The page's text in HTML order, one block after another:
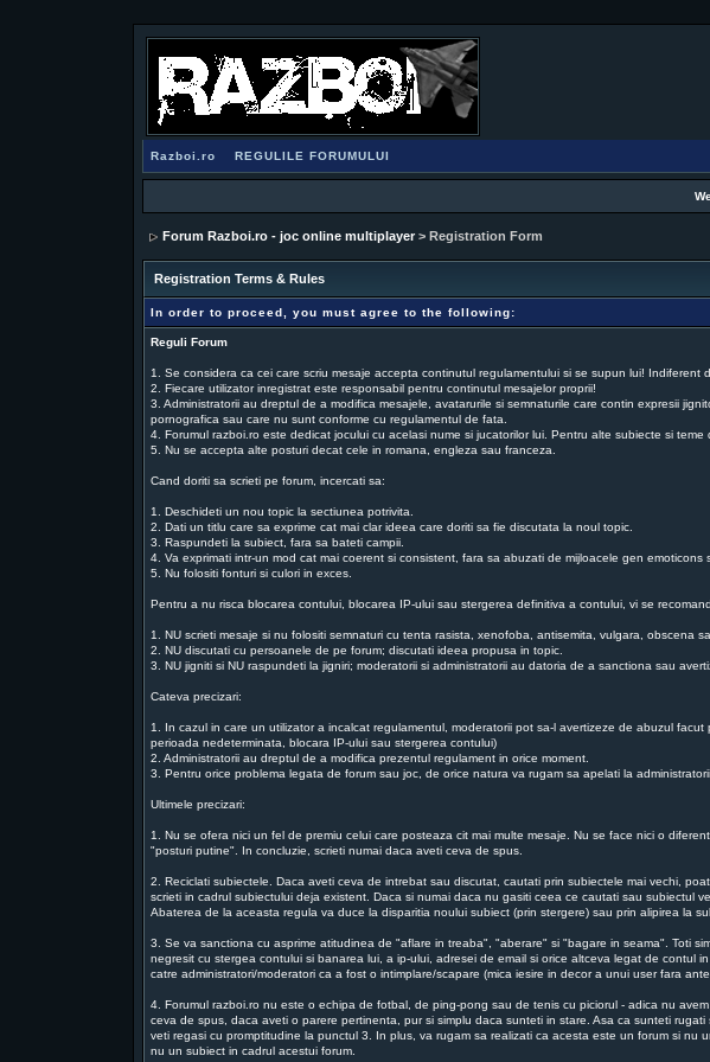
Razboi.ro REGULILE FORUMULUI
Forum Razboi.ro - joc online multiplayer > Registration Form
Registration Terms & Rules
In order to proceed, you must agree to the following:
Reguli Forum
1. Se considera ca cei care scriu mesaje accepta continutul regulamentului si se supun lui! Indiferent
2. Fiecare utilizator inregistrat este responsabil pentru continutul mesajelor proprii!
3. Administratorii au dreptul de a modifica mesajele, avatarurile si semnaturile care contin expresii
pornografica sau care nu sunt conforme cu regulamentul de fata.
4. Forumul razboi.ro este dedicat jocului cu acelasi nume si jucatorilor lui. Pentru alte subiecte si
5. Nu se accepta alte posturi decat cele in romana, engleza sau franceza.
Cand doriti sa scrieti pe forum, incercati sa:
1. Deschideti un nou topic la sectiunea potrivita.
2. Dati un titlu care sa exprime cat mai clar ideea care doriti sa fie discutata la noul topic.
3. Raspundeti la subiect, fara sa bateti campii.
4. Va exprimati intr-un mod cat mai coerent si consistent, fara sa abuzati de mijloacele gen emoticons
5. Nu folositi fonturi si culori in exces.
Pentru a nu risca blocarea contului, blocarea IP-ului sau stergerea definitiva a contului, vi se
1. NU scrieti mesaje si nu folositi semnaturi cu tenta rasista, xenofoba, antisemita, vulgara, obscena
2. NU discutati cu persoanele de pe forum; discutati ideea propusa in topic.
3. NU jigniti si NU raspundeti la jigniri; moderatorii si administratorii au datoria de a sanctiona sau
Cateva precizari:
1. In cazul in care un utilizator a incalcat regulamentul, moderatorii pot sa-l avertizeze de abuzul
perioada nedeterminata, blocara IP-ului sau stergerea contului)
2. Administratorii au dreptul de a modifica prezentul regulament in orice moment.
3. Pentru orice problema legata de forum sau joc, de orice natura va rugam sa apelati la
Ultimele precizari:
1. Nu se ofera nici un fel de premiu celui care posteaza cit mai multe mesaje. Nu se face nici o
"posturi putine". In concluzie, scrieti numai daca aveti ceva de spus.
2. Reciclati subiectele. Daca aveti ceva de intrebat sau discutat, cautati prin subiectele mai vechi,
scrieti in cadrul subiectului deja existent. Daca si numai daca nu gasiti ceea ce cautati sau subiectul
Abaterea de la aceasta regula va duce la disparitia noului subiect (prin stergere) sau prin alipirea la
3. Se va sanctiona cu asprime atitudinea de "aflare in treaba", "aberare" si "bagare in seama". Toti
negresit cu stergea contului si banarea lui, a ip-ului, adresei de email si orice altceva legat de contul
catre administratori/moderatori ca a fost o intimplare/scapare (mica iesire in decor a unui user fara
4. Forumul razboi.ro nu este o echipa de fotbal, de ping-pong sau de tenis cu piciorul - adica nu
ceva de spus, daca aveti o parere pertinenta, pur si simplu daca sunteti in stare. Asa ca sunteti
veti regasi cu promptitudine la punctul 3. In plus, va rugam sa realizati ca acesta este un forum si
nu un subiect in cadrul acestui forum.